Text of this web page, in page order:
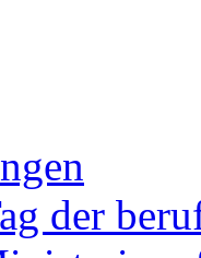
der